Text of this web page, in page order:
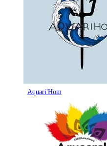
Aquari'Hom